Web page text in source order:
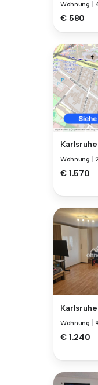
Wohnung
€ 580
Karlsruhe
Wohnung
€ 1.570
Karlsruhe
Wohnung
€ 1.240